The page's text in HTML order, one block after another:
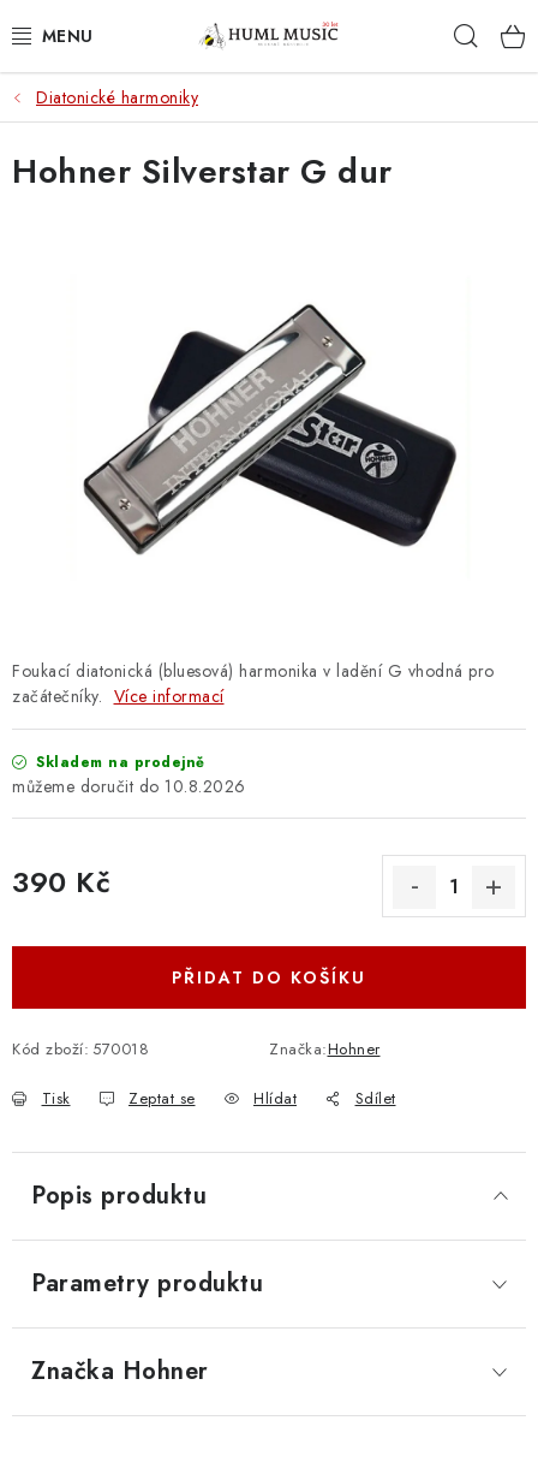
na
KYTARY
UKULELE
KYTAROVÉ PŘÍSLUŠENSTVÍ
OSTATNÍ STRUNNÉ NÁSTROJE
KONTAKTY
O E-SHOPU
OBCHODNÍ PODMÍNKY
O E-SHOPU
BLOG
ZÁSADY ZPRACOVÁNÍ OSOBNÍCH ÚDAJŮ
Diatonické harmoniky
Foukací diatonická (bluesová) harmonika v ladění G vhodná pro
začátečníky. Více informací
Skladem na prodejně
10.8.2026
390 Kč
PŘIDAT DO KOŠÍKU
Kód zboží: 570018 Značka:Hohner
Tisk Zeptat se Hlídat Sdílet
Hohner Silverstar G dur
Popis produktu
Parametry produktu
Značka Hohner